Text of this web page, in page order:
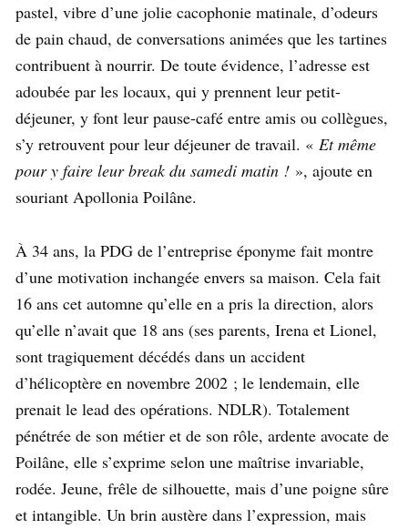
pastel, vibre d’une jolie cacophonie matinale, d’odeurs
de pain chaud, de conversations animées que les tartines
contribuent à nourrir. De toute évidence, l’adresse est
adoubée par les locaux, qui y prennent leur petit-
déjeuner, y font leur pause-café entre amis ou collègues,
s’y retrouvent pour leur déjeuner de travail. « Et même
pour y faire leur break du samedi matin ! », ajoute en
souriant Apollonia Poilâne.
À 34 ans, la PDG de l’entreprise éponyme fait montre
d’une motivation inchangée envers sa maison. Cela fait
16 ans cet automne qu’elle en a pris la direction, alors
qu’elle n’avait que 18 ans (ses parents, Irena et Lionel,
sont tragiquement décédés dans un accident
d’hélicoptère en novembre 2002 ; le lendemain, elle
prenait le lead des opérations. NDLR). Totalement
pénétrée de son métier et de son rôle, ardente avocate de
Poilâne, elle s’exprime selon une maîtrise invariable,
rodée. Jeune, frêle de silhouette, mais d’une poigne sûre
et intangible. Un brin austère dans l’expression, mais